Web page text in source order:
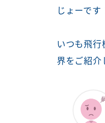
じょーです
いつも飛行
界をご紹介